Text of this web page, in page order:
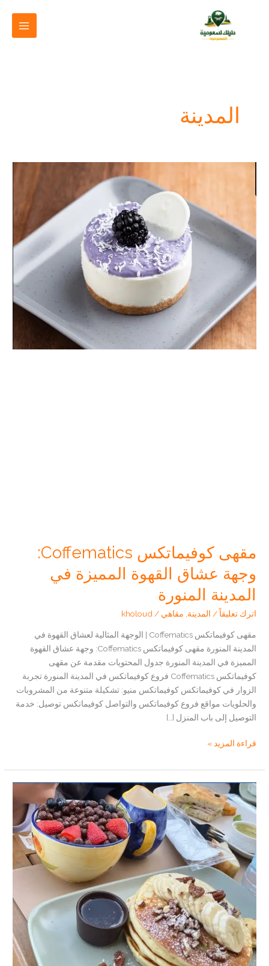
المدينة
مقهى كوفيماتكس Coffematics:
وجهة عشاق القهوة المميزة في
المدينة المنورة
اترك تعليقاً / المدينة مقاهي /
kholoud
مقهى كوفيماتكس Coffematics | الوجهة المثالية لعشاق القهوة في
المدينة المنورة مقهى كوفيماتكس Coffematics: وجهة عشاق القهوة
المميزة في المدينة المنورة جدول المحتويات مقدمة عن مقهى
كوفيماتكس Coffematics فروع كوفيماتكس في المدينة المنورة تجربة
الزوار في كوفيماتكس كوفيماتكس منيو: تشكيلة متنوعة من المشروبات
والحلويات مواقع فروع كوفيماتكس والتواصل كوفيماتكس توصيل: خدمة
التوصيل إلى باب المنزل […]
مقهى
Coffematics:
وجهة
عشاق
القهوة
المميزة
في
المدينة
المنورة
قراءة المزيد »